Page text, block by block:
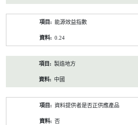
能源效益指數
0.24
製造地方
中國
資料提供者是否正供應產品
否